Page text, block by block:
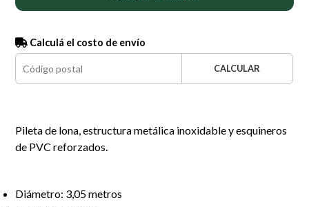
Calculá el costo de envío
CALCULAR
Pileta de lona, estructura metálica inoxidable y esquineros
de PVC reforzados.
Diámetro: 3,05 metros